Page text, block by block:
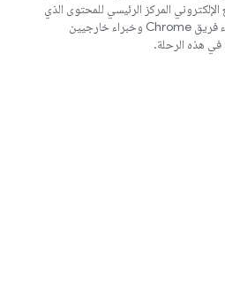
المركز الرئيسي للمحتوى الذي
كتبه أعضاء فريق Chrome وخبراء خارجيين
الرحلة.